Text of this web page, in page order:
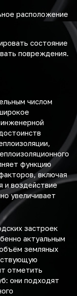
расположение
состояние
повреждения.
числом
функцию
включая
и воздействие
увеличивает
застроек
актуальным
земляных
отметить
они подходят